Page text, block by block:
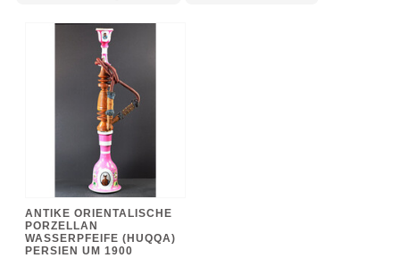
ANTIKE ORIENTALISCHE
PORZELLAN
WASSERPFEIFE (HUQQA)
PERSIEN UM 1900